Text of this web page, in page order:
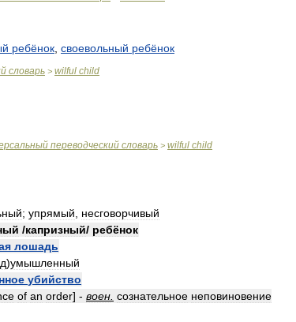
ребёнок своевольный ребёнок
словарь > wilful child
переводческий словарь > wilful child
; упрямый
несговорчивый
/капризный/ ребёнок
лошадь
)умышленный
убийство
of an order] - воен сознательное неповиновение